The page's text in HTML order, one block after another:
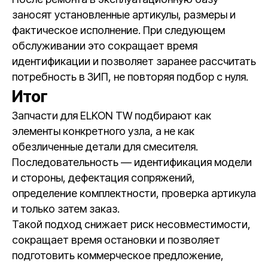
заносят установленные артикулы, размеры и
фактическое исполнение. При следующем
обслуживании это сокращает время
идентификации и позволяет заранее рассчитать
потребность в ЗИП, не повторяя подбор с нуля.
Итог
Запчасти для ELKON TW подбирают как
элементы конкретного узла, а не как
обезличенные детали для смесителя.
Последовательность — идентификация модели
и стороны, дефектация сопряжений,
определение комплектности, проверка артикула
и только затем заказ.
Такой подход снижает риск несовместимости,
сокращает время остановки и позволяет
подготовить коммерческое предложение,